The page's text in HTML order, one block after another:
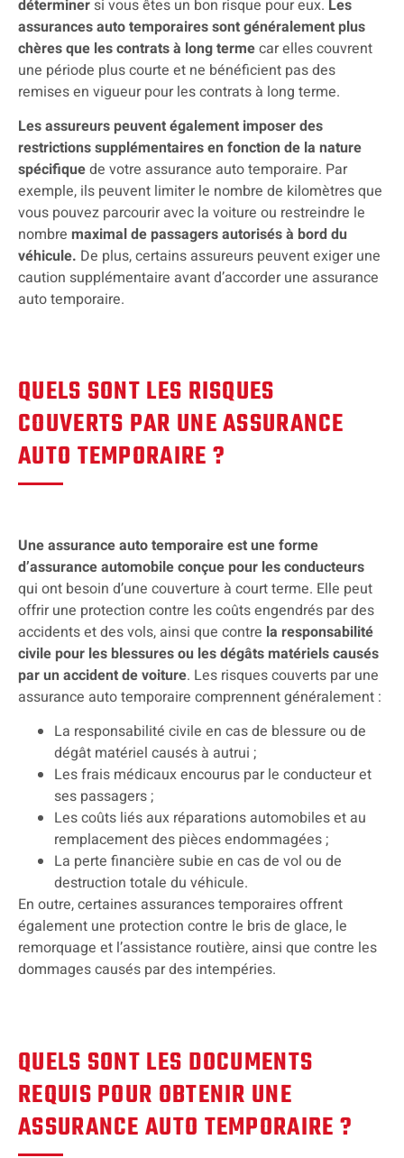
déterminer si vous êtes un bon risque pour eux. Les
assurances auto temporaires sont généralement plus
chères que les contrats à long termecar elles couvrent
une période plus courte et ne bénéficient pas des
remises en vigueur pour les contrats à long terme.
Les assureurs peuvent également imposer des
restrictions supplémentaires en fonction de la nature
spécifiquede votre assurance auto temporaire. Par
exemple, ils peuvent limiter le nombre de kilomètres que
vous pouvez parcourir avec la voiture ou restreindre le
nombre maximal de passagers autorisés à bord du
véhicule. De plus, certains assureurs peuvent exiger une
caution supplémentaire avant d’accorder une assurance
auto temporaire.
QUELS SONT LES RISQUES
COUVERTS PAR UNE ASSURANCE
AUTO TEMPORAIRE ?
Une assurance auto temporaire est une forme
d’assurance automobile conçue pour les conducteurs
qui ont besoin d’une couverture à court terme. Elle peut
offrir une protection contre les coûts engendrés par des
accidents et des vols, ainsi que contre la responsabilité
civile pour les blessures ou les dégâts matériels causés
par un accident de voiture. Les risques couverts par une
assurance auto temporaire comprennent généralement :
La responsabilité civile en cas de blessure ou de
dégât matériel causés à autrui ;
Les frais médicaux encourus par le conducteur et
ses passagers ;
Les coûts liés aux réparations automobiles et au
remplacement des pièces endommagées ;
La perte financière subie en cas de vol ou de
destruction totale du véhicule.
En outre, certaines assurances temporaires offrent
également une protection contre le bris de glace, le
remorquage et l’assistance routière, ainsi que contre les
dommages causés par des intempéries.
QUELS SONT LES DOCUMENTS
REQUIS POUR OBTENIR UNE
ASSURANCE AUTO TEMPORAIRE ?